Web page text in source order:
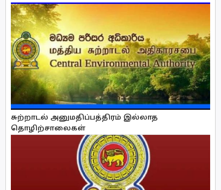
சுற்றாடல் அனுமதிப்பத்திரம் இல்லாத
தொழிற்சாலைகள்